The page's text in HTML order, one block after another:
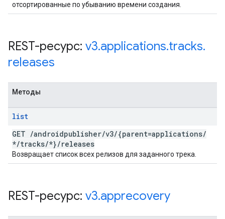
отсортированные по убыванию времени создания.
REST-ресурс: v3.applications.tracks.
releases
Методы
list
GET /androidpublisher/v3/{parent=applications/
*/tracks/*}/releases
Возвращает список всех релизов для заданного трека.
REST-ресурс: v3.apprecovery